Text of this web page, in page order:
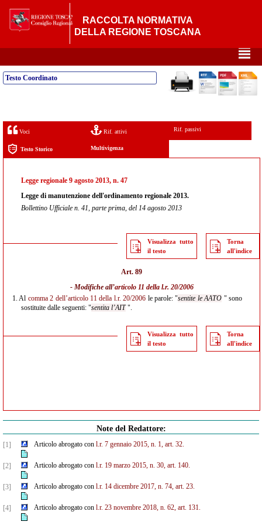
RACCOLTA NORMATIVA
DELLA REGIONE TOSCANA
²
Testo Coordinato
Voci Rif. attivi Rif. passivi
Testo Storico Multivigenza
Legge regionale 9 agosto 2013, n. 47
Legge di manutenzione dell'ordinamento regionale 2013.
Bollettino Ufficiale n. 41, parte prima, del 14 agosto 2013
Visualizza tutto
il testo
Torna
all'indice
Art. 89
- Modifiche all’articolo 11 della l.r. 20/2006
1. Al comma 2 dell’articolo 11 della l.r. 20/2006 le parole: "sentite le AATO " sono
sostituite dalle seguenti: "sentita l’AIT".
Visualizza tutto
il testo
Torna
all'indice
Note del Redattore:
[1] Articolo abrogato con l.r. 7 gennaio 2015, n. 1, art. 32.
[2] Articolo abrogato con l.r. 19 marzo 2015, n. 30, art. 140.
[3] Articolo abrogato con l.r. 14 dicembre 2017, n. 74, art. 23.
[4] Articolo abrogato con l.r. 23 novembre 2018, n. 62, art. 131.